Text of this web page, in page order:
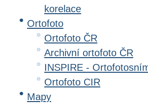
korelace
Ortofoto
Ortofoto ČR
Archivní ortofoto ČR
INSPIRE -
Ortofoto CIR
Mapy